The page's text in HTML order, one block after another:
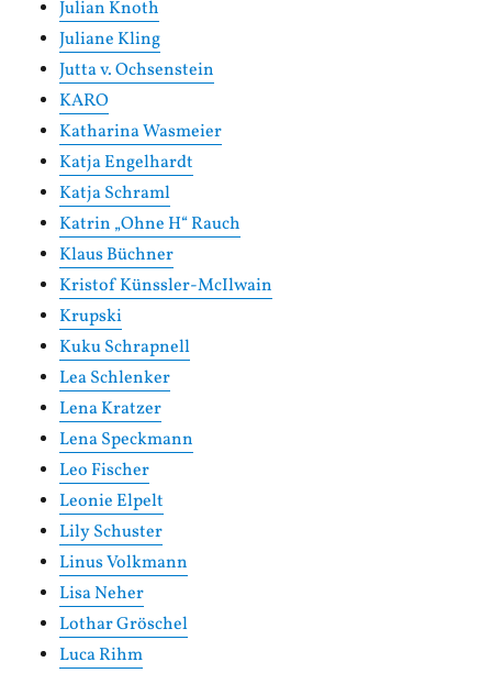
Julian Knoth
Juliane Kling
Jutta v. Ochsenstein
KARO
Katharina Wasmeier
Katja Engelhardt
Katja Schraml
Katrin „Ohne H“ Rauch
Klaus Büchner
Kristof Künssler-McIlwain
Krupski
Kuku Schrapnell
Lea Schlenker
Lena Kratzer
Lena Speckmann
Leo Fischer
Leonie Elpelt
Lily Schuster
Linus Volkmann
Lisa Neher
Lothar Gröschel
Luca Rihm